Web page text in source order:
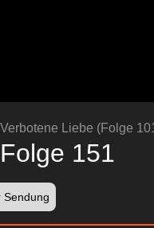
Verbotene Liebe (Folge
Folge 151
Sendung